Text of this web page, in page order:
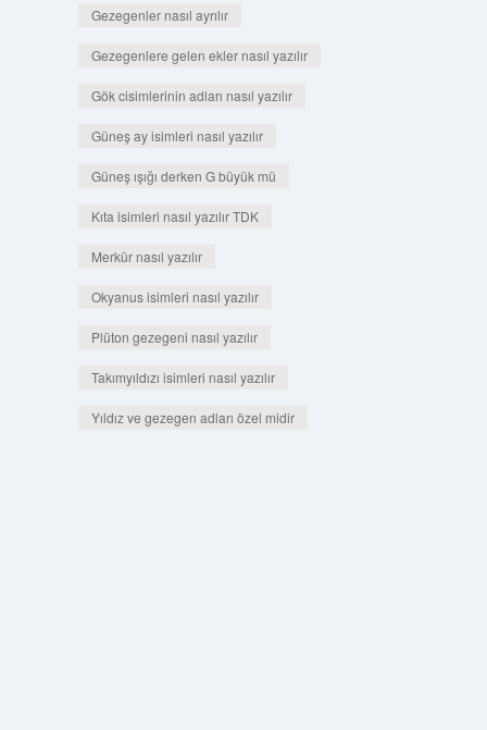
Gezegenler nasıl ayrılır
Gezegenlere gelen ekler nasıl yazılır
Gök cisimlerinin adları nasıl yazılır
Güneş ay isimleri nasıl yazılır
Güneş ışığı derken G büyük mü
Kıta isimleri nasıl yazılır TDK
Merkür nasıl yazılır
Okyanus isimleri nasıl yazılır
Plüton gezegeni nasıl yazılır
Takımyıldızı isimleri nasıl yazılır
Yıldız ve gezegen adları özel midir